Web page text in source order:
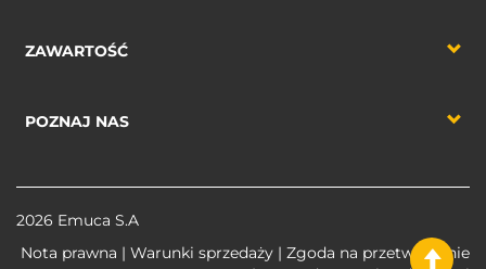
ZAWARTOŚĆ
POZNAJ NAS
2026 Emuca S.A
Nota prawna | Warunki sprzedaży | Zgoda na przetworzenie